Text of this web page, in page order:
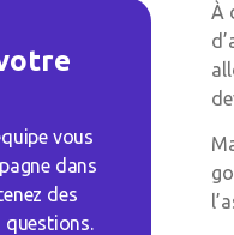
vous
dans
des
questions.
À